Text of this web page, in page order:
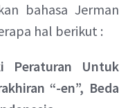
bahasa Jerman
hal berikut :
Peraturan Untuk
“-en”, Beda